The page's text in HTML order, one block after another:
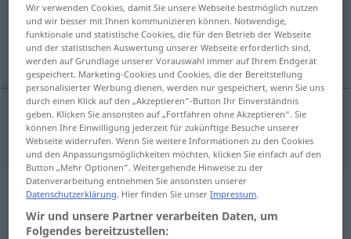
(Für mehr Details die Übersetzung anklicken/antippen)
ignorance
ignorance Ignoranz
Beispielsätze aus externen Quellen
für "Ignoranz"
Wir verwenden Cookies, damit Sie unsere Webseite bestmöglich nutzen
und wir besser mit Ihnen kommunizieren können. Notwendige,
funktionale und statistische Cookies, die für den Betrieb der Webseite
und der statistischen Auswertung unserer Webseite erforderlich sind,
werden auf Grundlage unserer Vorauswahl immer auf Ihrem Endgerät
gespeichert. Marketing-Cookies und Cookies, die der Bereitstellung
personalisierter Werbung dienen, werden nur gespeichert, wenn Sie uns
durch einen Klick auf den „Akzeptieren“-Button Ihr Einverständnis
geben. Klicken Sie ansonsten auf „Fortfahren ohne Akzeptieren“. Sie
können Ihre Einwilligung jederzeit für zukünftige Besuche unserer
Webseite widerrufen. Wenn Sie weitere Informationen zu den Cookies
und den Anpassungsmöglichkeiten möchten, klicken Sie einfach auf den
Button „Mehr Optionen“. Weitergehende Hinweise zu der
Datenverarbeitung entnehmen Sie ansonsten unserer
Datenschutzerklärung. Hier finden Sie unserImpressum.
Wir und unsere Partner verarbeiten Daten, um
Folgendes bereitzustellen: